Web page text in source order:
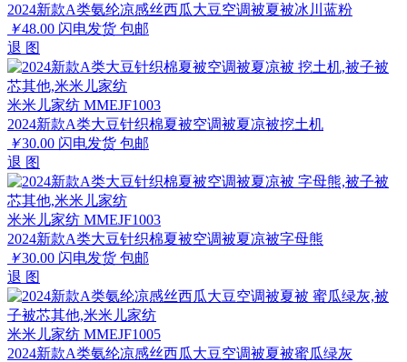
2024新款A类氨纶凉感丝西瓜大豆空调被夏被冰川蓝粉
￥48.00 闪电发货 包邮
退 图
米米儿家纺 MMEJF1003
2024新款A类大豆针织棉夏被空调被夏凉被挖土机
￥30.00 闪电发货 包邮
退 图
米米儿家纺 MMEJF1003
2024新款A类大豆针织棉夏被空调被夏凉被字母熊
￥30.00 闪电发货 包邮
退 图
米米儿家纺 MMEJF1005
2024新款A类氨纶凉感丝西瓜大豆空调被夏被蜜瓜绿灰